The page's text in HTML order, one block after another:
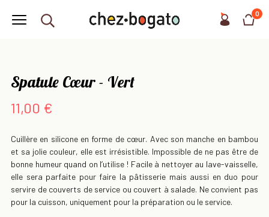
0
Spatule Cœur - Vert
11,00 €
Cuillère en silicone en forme de cœur. Avec son manche en bambou
et sa jolie couleur, elle est irrésistible. Impossible de ne pas être de
bonne humeur quand on l’utilise ! Facile à nettoyer au lave-vaisselle,
elle sera parfaite pour faire la pâtisserie mais aussi en duo pour
servire de couverts de service ou couvert à salade. Ne convient pas
pour la cuisson, uniquement pour la préparation ou le service.